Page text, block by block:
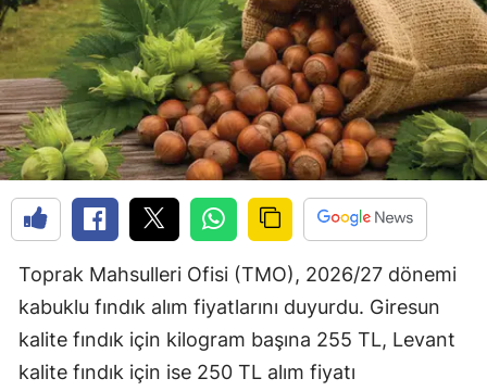
Toprak Mahsulleri Ofisi (TMO), 2026/27 dönemi
kabuklu fındık alım fiyatlarını duyurdu. Giresun
kalite fındık için kilogram başına 255 TL, Levant
kalite fındık için ise 250 TL alım fiyatı